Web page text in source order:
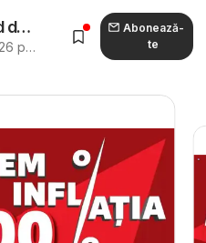
Catalog Kaufland de la 01.07.2026 - Revista "Kaufland Satu Mare"
de miercuri 01.07.2026 până marți 04.08.2026
Abonează-
te